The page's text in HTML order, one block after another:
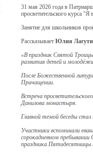
31 мая 2026 года в
просветительского курса "Я
Занятие для школьников
Рассказывает Юлия
«В праздник Святой
развития детей и
После Божественной
Причащении.
Встреча
Данилова монастыря.
Главной темой беседы
Участники вспоминали
сорокадневном пребывании
праздника Пятидесятницы